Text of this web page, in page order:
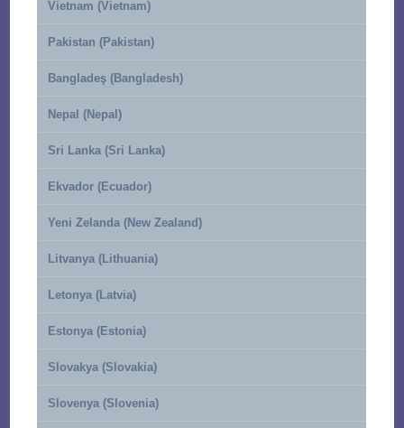
Vietnam (Vietnam)
Pakistan (Pakistan)
Bangladeş (Bangladesh)
Nepal (Nepal)
Sri Lanka (Sri Lanka)
Ekvador (Ecuador)
Yeni Zelanda (New Zealand)
Litvanya (Lithuania)
Letonya (Latvia)
Estonya (Estonia)
Slovakya (Slovakia)
Slovenya (Slovenia)